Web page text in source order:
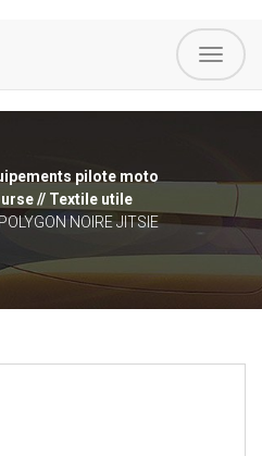
pilote moto
// Textile utile
NOIRE JITSIE